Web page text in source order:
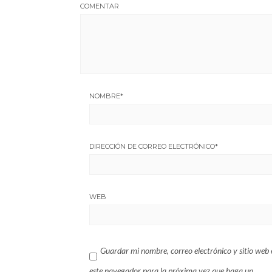
COMENTAR
NOMBRE*
DIRECCIÓN DE CORREO ELECTRÓNICO*
WEB
Guardar mi nombre, correo electrónico y sitio web